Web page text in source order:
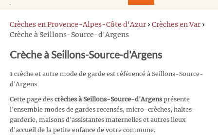
Crèches en Provence-Alpes-Côte d'Azur › Crèches en Var ›
Crèche à Seillons-Source-d'Argens
Crèche à Seillons-Source-d'Argens
1 crèche et autre mode de garde est référencé à Seillons-Source-
d'Argens
Cette page des crèches à Seillons-Source-d'Argensprésente
l'ensemble modes de gardes recensés, micro-crèches, haltes-
garderie, maisons d'assistantes maternelles et autres lieux
d'accueil de la petite enfance de votre commune.